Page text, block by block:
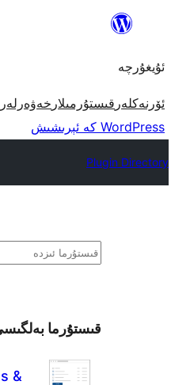
مەزمۇنغا
ئۇيغۇرچە
ئۆرنەكلەر قىستۇرمىلار خەۋەرلەر
WordPress كە ئېرىشىش
Plugin Directory
ئىزدە
قىستۇرما
&